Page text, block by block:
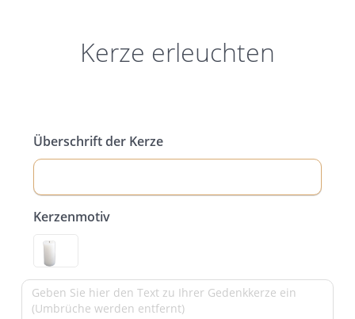
Kerze erleuchten
Überschrift der Kerze
Kerzenmotiv